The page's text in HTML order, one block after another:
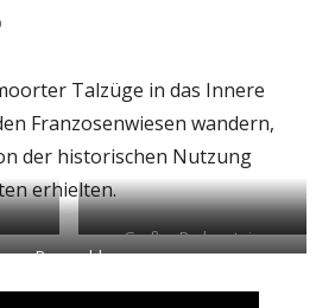
Talzüge in das Innere
Franzosenwiesen wandern,
der historischen Nutzung
erhielten.
Großer Badenstein
Burgwald